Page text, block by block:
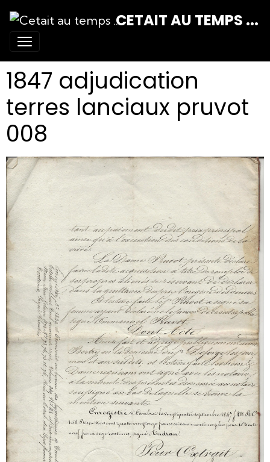
CETAIT AU TEMPS ...
1847 adjudication
terres lanciaux pruvot
008